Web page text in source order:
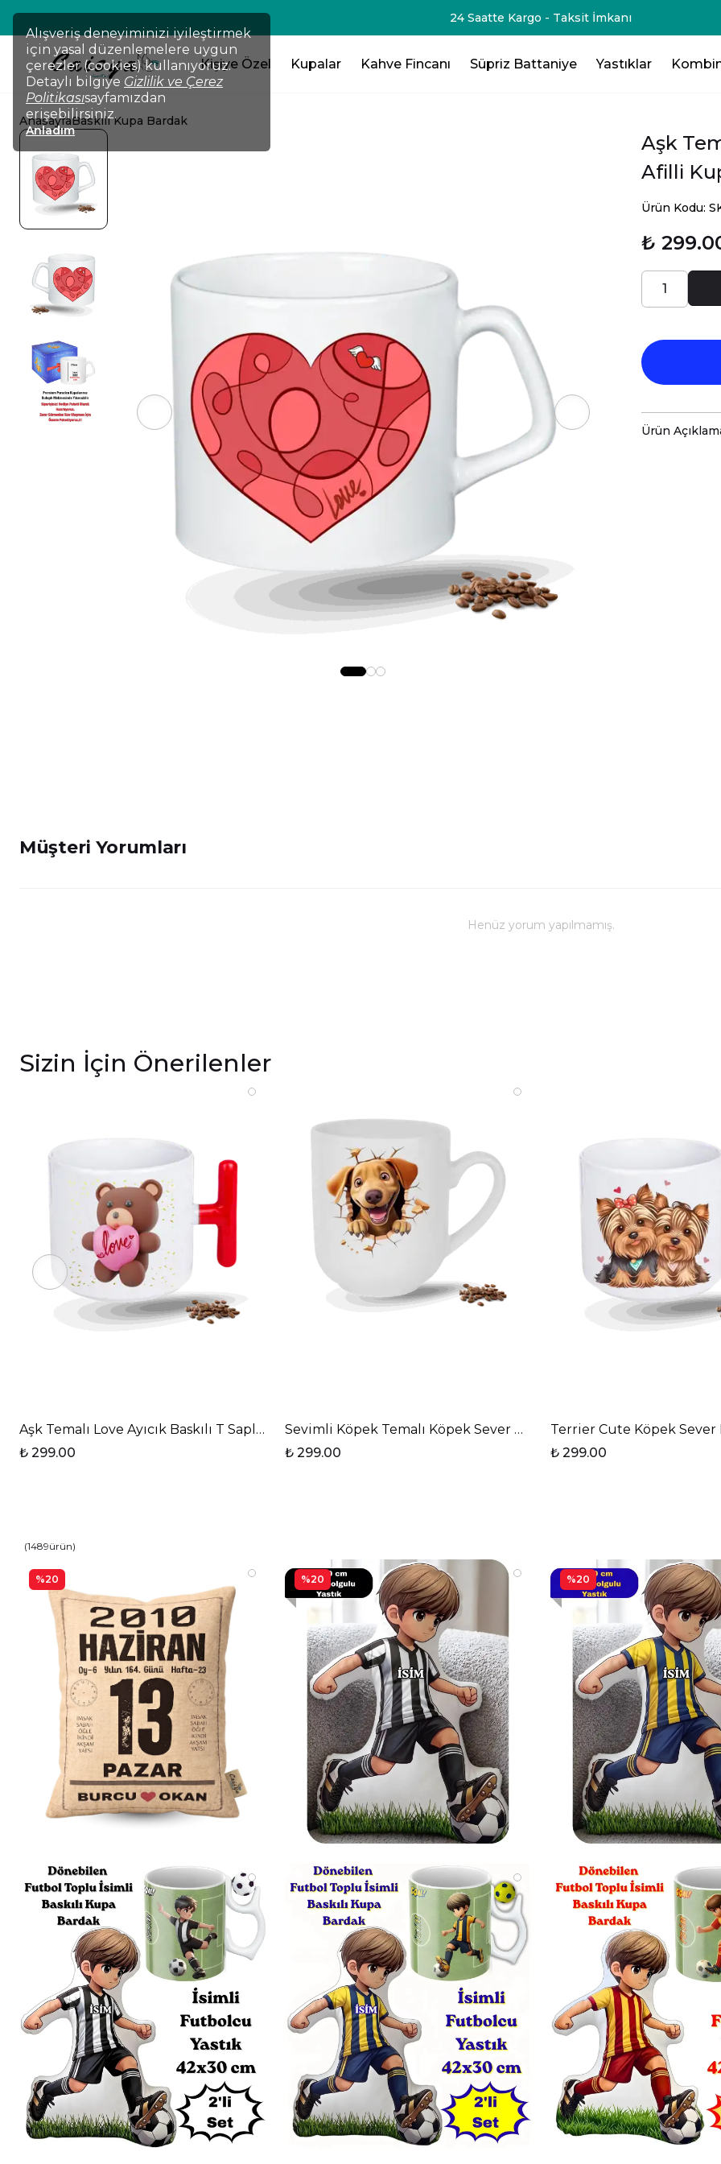
Alışveriş deneyiminizi iyileştirmek
için yasal düzenlemelere uygun
çerezler (cookies) kullanıyoruz.
Detaylı bilgiye Gizlilik ve Çerez
Politikasısayfamızdan
erişebilirsiniz.
Anladım
💸TÜM ÜRÜNLERDE !!! 2 Ürün Al -75₺💸 - 3 Ürün Al - 125₺ 💸- 4 Ürün Al -200₺ 💸- 5 Ürün Al -
Kişiye Özel Kupalar Kahve Fincanı Süpriz Battaniye Yastıklar
AnasayfaBaskılı Kupa Bardak
Aşk
Afilli
Ürün Kodu:
₺
Ürün
Müşteri Yorumları
Henüz yorum yapılmamış.
Sizin İçin Önerilenler
Aşk Temalı Love Ayıcık Baskılı T Saplı Porselen Kupa Bardak
₺ 299.00
Sevimli Köpek Temalı Köpek Sever Baskılı Elit Lüx Porselen Kupa
₺ 299.00
Terrier Cute Köpek Sever
₺ 299.00
(1489ürün)
%20 %20 %20